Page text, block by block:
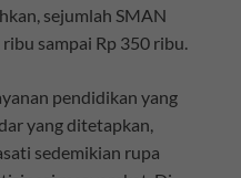
sejumlah SMAN
sampai Rp 350 ribu.
pendidikan yang
yang ditetapkan,
sedemikian rupa